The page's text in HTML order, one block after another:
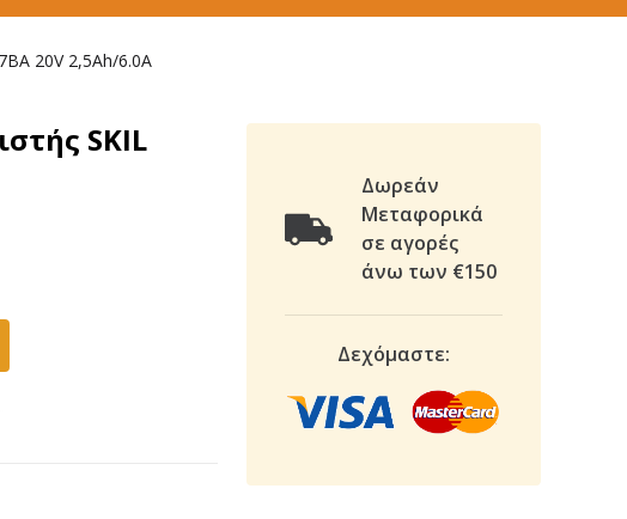
20V 2,5Ah/6.0A
SKIL
Δωρεάν
Μεταφορικά
σε αγορές
άνω των €150
Δεχόμαστε: